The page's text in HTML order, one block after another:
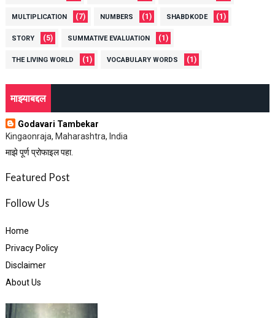
MULTIPLICATION (7) NUMBERS (1) SHABDKODE (1)
STORY (5) SUMMATIVE EVALUATION (1)
THE LIVING WORLD (1) VOCABULARY WORDS (1)
माझ्याबद्दल
Godavari Tambekar
Kingaonraja, Maharashtra, India
माझे पूर्ण प्रोफाइल पहा.
Featured Post
Follow Us
Home
Privacy Policy
Disclaimer
About Us